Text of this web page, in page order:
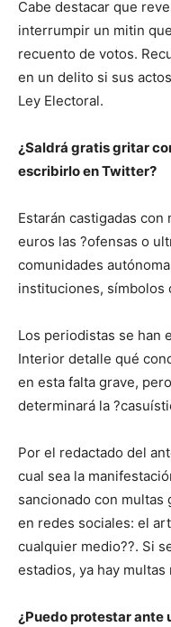
Cabe destacar que
interrumpir un mitin
recuento de votos.
en un delito si sus
Ley Electoral.
¿Saldrá gratis gritar
escribirlo en Twitter?
Estarán castigadas
euros las ?ofensas o
comunidades
instituciones, símbolos
Los periodistas se han
Interior detalle qué
en esta falta grave,
determinará la
Por el redactado del
cual sea la
sancionado con multas
en redes sociales: el
cualquier medio??. Si
estadios, ya hay
¿Puedo protestar ante